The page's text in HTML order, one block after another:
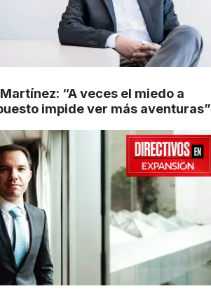
“A veces el miedo a
impide ver más aventuras”